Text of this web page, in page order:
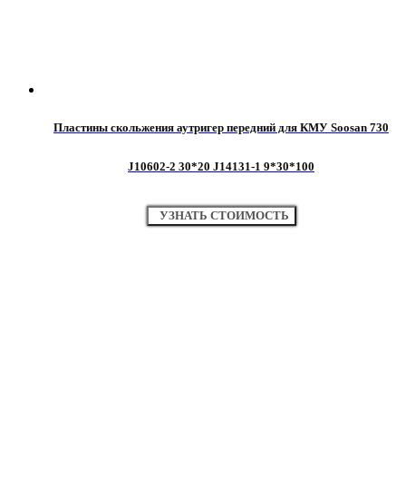
Пластины скольжения аутригер передний для КМУ Soosan 730
J10602-2 30*20 J14131-1 9*30*100
УЗНАТЬ СТОИМОСТЬ